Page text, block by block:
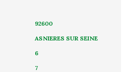
92600
ASNIERES SUR SEINE
6
7